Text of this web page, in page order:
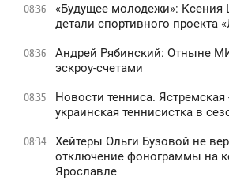
08:36
«Будущее молодежи»: Ксения
детали спортивного проекта
08:36
Андрей Рябинский: Отныне
эскроу-счетами
08:35
Новости тенниса. Ястремская
украинская теннисистка в
08:34
Хейтеры Ольги Бузовой не
отключение фонограммы на
Ярославле